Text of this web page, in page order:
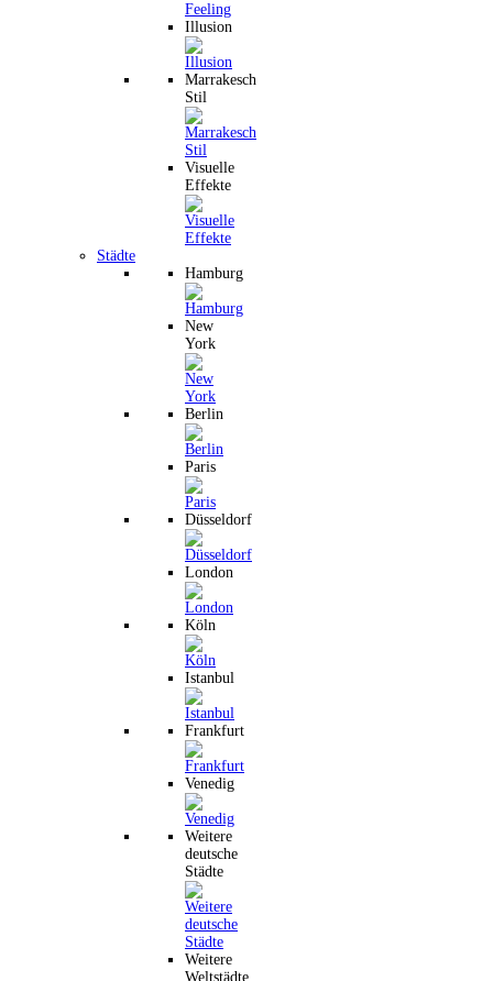
Illusion
Marrakesch
Stil
Visuelle
Effekte
Städte
Hamburg
New
York
Berlin
Paris
Düsseldorf
London
Köln
Istanbul
Frankfurt
Venedig
Weitere
deutsche
Städte
Weitere
Weltstädte